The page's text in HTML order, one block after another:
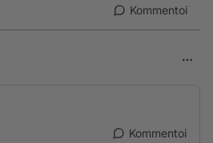
Kommentoi
Kommentoi